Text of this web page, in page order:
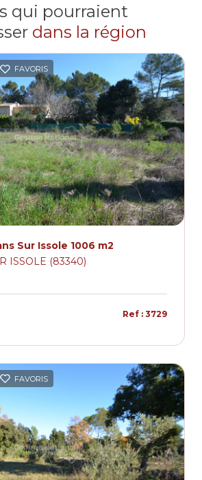
qui pourraient
dans la région
FAVORIS
Sur Issole 1006 m2
ISSOLE (83340)
Ref : 3729
FAVORIS